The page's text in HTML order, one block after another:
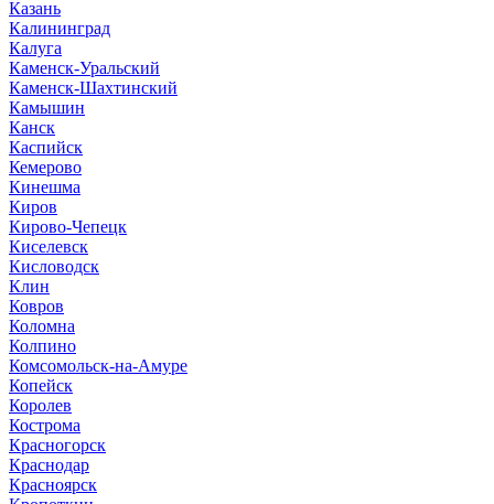
Казань
Калининград
Калуга
Каменск-Уральский
Каменск-Шахтинский
Камышин
Канск
Каспийск
Кемерово
Кинешма
Киров
Кирово-Чепецк
Киселевск
Кисловодск
Клин
Ковров
Коломна
Колпино
Комсомольск-на-Амуре
Копейск
Королев
Кострома
Красногорск
Краснодар
Красноярск